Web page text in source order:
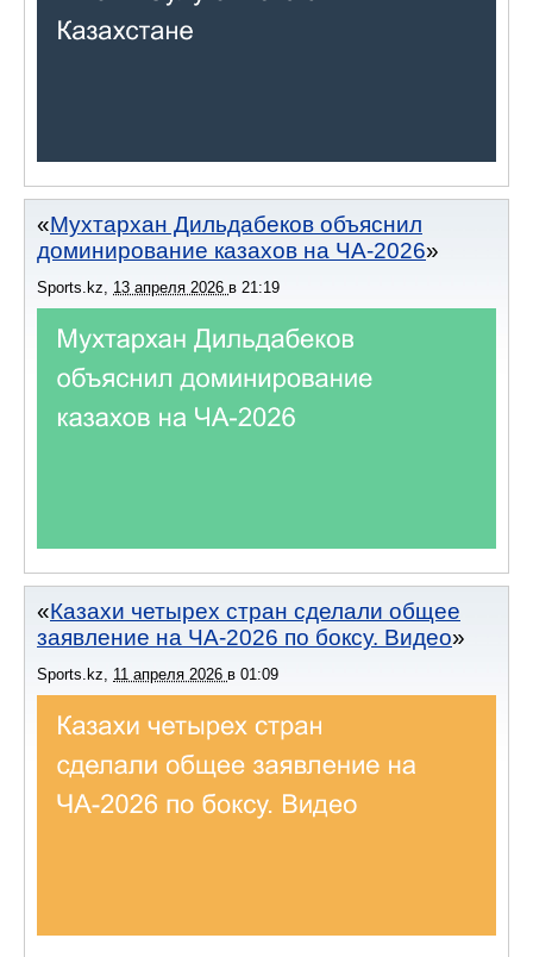
Мухтархан Дильдабеков объяснил
доминирование казахов на ЧА-2026
Sports.kz 13 апреля 2026 в 21:19
Казахи четырех стран сделали общее
заявление на ЧА-2026 по боксу. Видео
Sports.kz 11 апреля 2026 в 01:09